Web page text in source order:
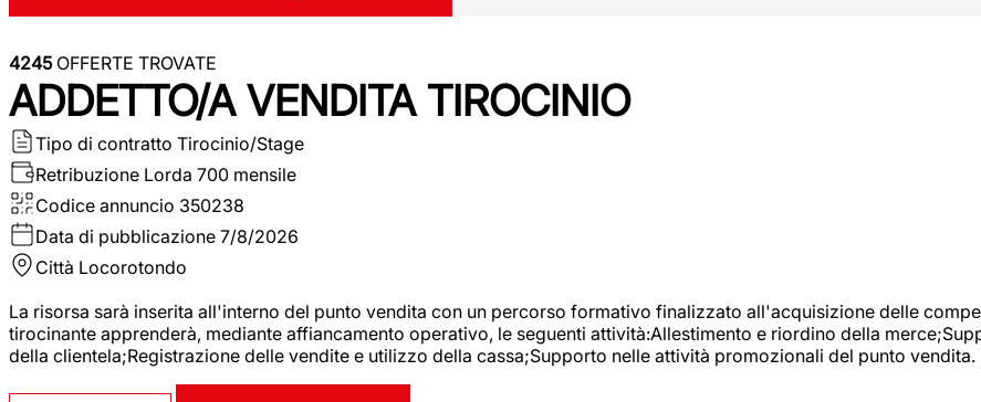
4245OFFERTE TROVATE
ADDETTO/A VENDITA TIROCINIO
Tipo di contratto Tirocinio/Stage
Retribuzione Lorda 700 mensile
Codice annuncio 350238
Data di pubblicazione 7/8/2026
Città Locorotondo
La risorsa sarà inserita all'interno del punto vendita con un percorso formativo finalizzato all'acquisizione delle
tirocinante apprenderà, mediante affiancamento operativo, le seguenti attività:Allestimento e riordino della
della clientela;Registrazione delle vendite e utilizzo della cassa;Supporto nelle attività promozionali del punto vendita.